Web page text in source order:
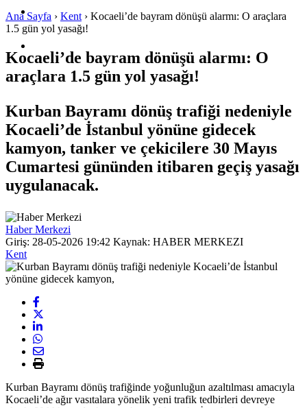
SPOR
SAĞLIK
Ana Sayfa › Kent › Kocaeli’de bayram dönüşü alarmı: O araçlara
1.5 gün yol yasağı!
Kocaeli’de bayram dönüşü alarmı: O
araçlara 1.5 gün yol yasağı!
Kurban Bayramı dönüş trafiği nedeniyle
Kocaeli’de İstanbul yönüne gidecek
kamyon, tanker ve çekicilere 30 Mayıs
Cumartesi gününden itibaren geçiş yasağı
uygulanacak.
Haber Merkezi
Giriş: 28-05-2026 19:42 Kaynak: HABER MERKEZI
Kent
Kurban Bayramı dönüş trafiğinde yoğunluğun azaltılması amacıyla
Kocaeli’de ağır vasıtalara yönelik yeni trafik tedbirleri devreye